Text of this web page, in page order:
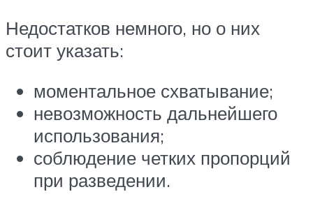
Недостатков немного, но о них
стоит указать:
моментальное схватывание;
невозможность дальнейшего
использования;
соблюдение четких пропорций
при разведении.